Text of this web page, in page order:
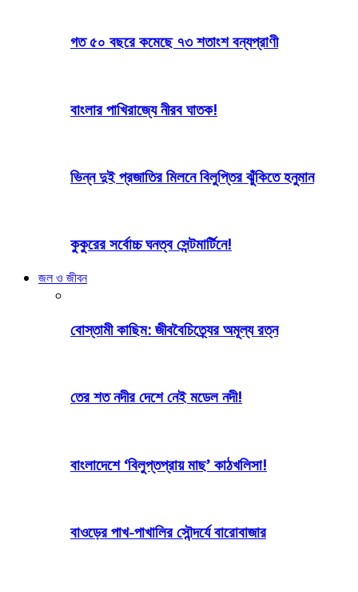
গত ৫০ বছরে কমেছে ৭৩ শতাংশ বন্যপ্রাণী
বাংলার পাখিরাজ্যে নীরব ঘাতক!
ভিন্ন দুই প্রজাতির মিলনে বিলুপ্তির ঝুঁকিতে হনুমান
কুকুরের সর্বোচ্চ ঘনত্ব সেন্টমার্টিনে!
জল ও জীবন
বোস্তামী কাছিম: জীববৈচিত্র্যের অমূল্য রত্ন
তের শত নদীর দেশে নেই মডেল নদী!
বাংলাদেশে ‘বিলুপ্তপ্রায় মাছ’ কাঠখলিসা!
বাওড়ের পাখ-পাখালির সৌন্দর্যে বারোবাজার